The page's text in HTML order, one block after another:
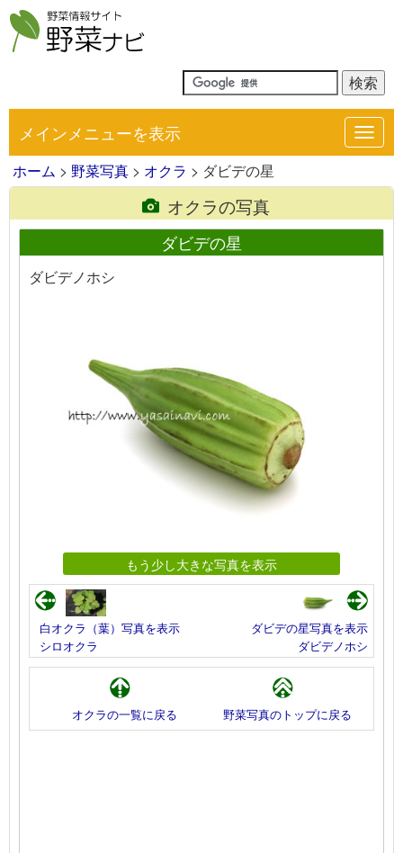
メインメニューを表示
ホーム > 野菜写真 > オクラ > ダビデの星
オクラの写真
ダビデの星
ダビデノホシ
もう少し大きな写真を表示
白オクラ（葉）写真を表示
シロオクラ
ダビデの星写真を表示
ダビデノホシ
オクラの一覧に戻る 野菜写真のトップに戻る